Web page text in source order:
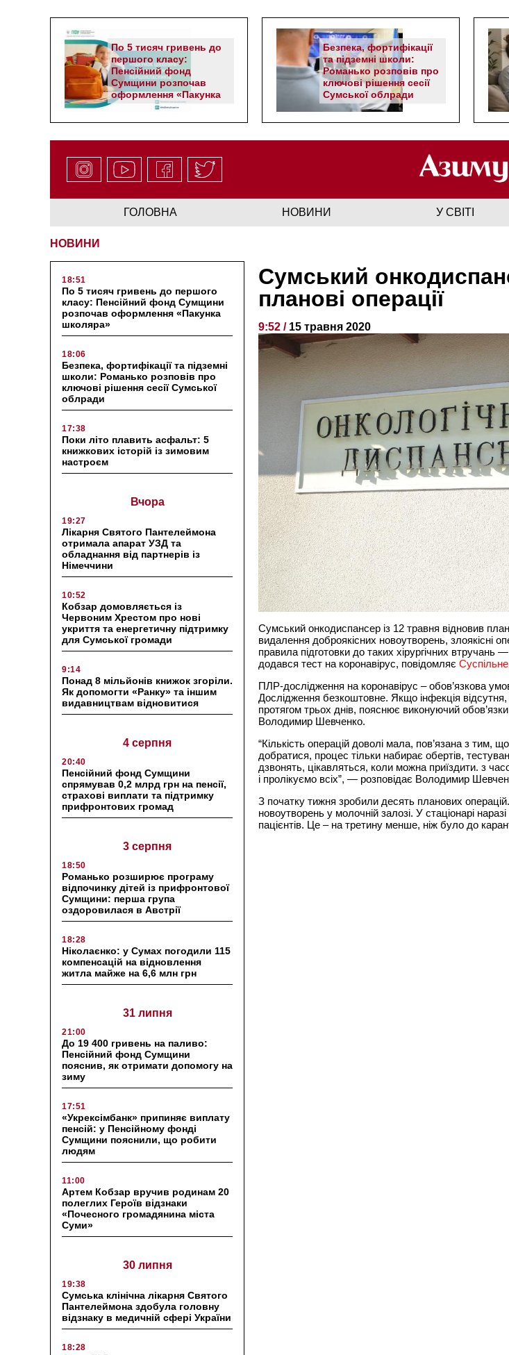
По 5 тисяч гривень до
першого класу:
Пенсійний фонд
Сумщини розпочав
оформлення «Пакунка
школяра»
Безпека, фортифікації
та підземні школи:
Романько розповів про
ключові рішення сесії
Сумської облради
ГОЛОВНА НОВИНИ У СВІТІ
НОВИНИ
18:51
По 5 тисяч гривень до першого
класу: Пенсійний фонд Сумщини
розпочав оформлення «Пакунка
школяра»
18:06
Безпека, фортифікації та підземні
школи: Романько розповів про
ключові рішення сесії Сумської
облради
17:38
Поки літо плавить асфальт: 5
книжкових історій із зимовим
настроєм
Вчора
19:27
Лікарня Святого Пантелеймона
отримала апарат УЗД та
обладнання від партнерів із
Німеччини
10:52
Кобзар домовляється із
Червоним Хрестом про нові
укриття та енергетичну підтримку
для Сумської громади
9:14
Понад 8 мільйонів книжок згоріли.
Як допомогти «Ранку» та іншим
видавництвам відновитися
4 серпня
20:40
Пенсійний фонд Сумщини
спрямував 0,2 млрд грн на пенсії,
страхові виплати та підтримку
прифронтових громад
3 серпня
18:50
Романько розширює програму
відпочинку дітей із прифронтової
Сумщини: перша група
оздоровилася в Австрії
18:28
Ніколаєнко: у Сумах погодили 115
компенсацій на відновлення
житла майже на 6,6 млн грн
31 липня
21:00
До 19 400 гривень на паливо:
Пенсійний фонд Сумщини
пояснив, як отримати допомогу на
зиму
17:51
«Укрексімбанк» припиняє виплату
пенсій: у Пенсійному фонді
Сумщини пояснили, що робити
людям
11:00
Артем Кобзар вручив родинам 20
полеглих Героїв відзнаки
«Почесного громадянина міста
Суми»
30 липня
19:38
Сумська клінічна лікарня Святого
Пантелеймона здобула головну
відзнаку в медичній сфері України
18:28
Сумський
планові операції
9:52 / 15 травня 2020
Сумський онкодиспансер із 12 травня відновив
видалення доброякісних новоутворень, злоякісні
правила підготовки до таких хірургічних втручань
додався тест на коронавірус, повідомляє
ПЛР-дослідження на коронавірус – обов’язкова
Дослідження безкоштовне. Якщо інфекція
протягом трьох днів, пояснює виконуючий
Володимир Шевченко.
“Кількість операцій доволі мала, пов’язана з тим,
добратися, процес тільки набирає обертів,
дзвонять, цікавляться, коли можна приїздити. з
і пролікуємо всіх”, — розповідає Володимир
З початку тижня зробили десять планових
новоутворень у молочній залозі. У стаціонарі
пацієнтів. Це – на третину менше, ніж було до